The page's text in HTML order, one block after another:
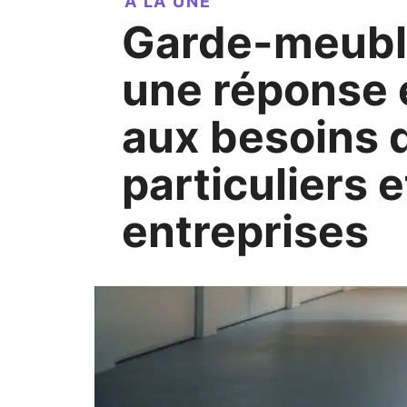
Garde-meuble à Lyon,
une réponse
aux besoins
particuliers
entreprises